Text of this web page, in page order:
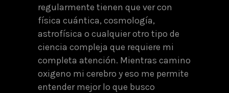
regularmente tienen que ver con
física cuántica, cosmología,
astrofísica o cualquier otro tipo de
ciencia compleja que requiere mi
completa atención. Mientras camino
oxigeno mi cerebro y eso me permite
entender mejor lo que busco